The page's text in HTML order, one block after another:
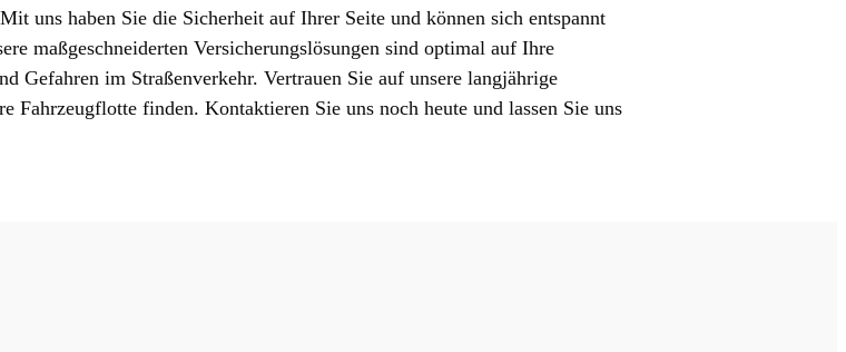
uns haben Sie die Sicherheit auf Ihrer Seite und können sich entspannt
maßgeschneiderten Versicherungslösungen sind optimal auf Ihre
Gefahren im Straßenverkehr. Vertrauen Sie auf unsere langjährige
Fahrzeugflotte finden. Kontaktieren Sie uns noch heute und lassen Sie uns